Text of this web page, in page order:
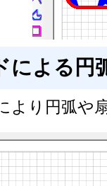
による円
より円弧や